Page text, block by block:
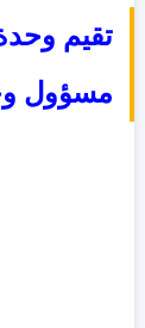
تقيم
مسؤول وحدة